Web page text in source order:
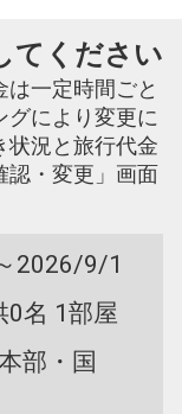
てください
一定時間ごと
グにより変更に
状況と旅行代金
認・変更」画面
2026/9/1
0名 1部屋
部・国